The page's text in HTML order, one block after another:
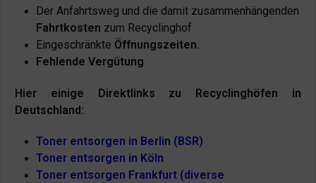
Der Anfahrtsweg und die damit zusammenhängenden
Fahrtkosten zum Recyclinghof
Eingeschränkte Öffnungszeiten.
Fehlende Vergütung
Hier einige Direktlinks zu Recyclinghöfen in
Deutschland:
Toner entsorgen in Berlin (BSR)
Toner entsorgen in Köln
Toner entsorgen Frankfurt (diverse